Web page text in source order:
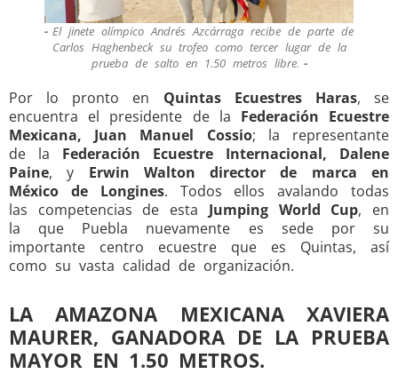
El jinete olímpico Andrés Azcárraga recibe de parte de
Carlos Haghenbeck su trofeo como tercer lugar de la
prueba de salto en 1.50 metros libre.
Por lo pronto en Quintas Ecuestres Haras, se
encuentra el presidente de la Federación Ecuestre
Mexicana, Juan Manuel Cossio; la representante
de la Federación Ecuestre Internacional, Dalene
Paine, y Erwin Walton director de marca en
México de Longines. Todos ellos avalando todas
las competencias de esta Jumping World Cup, en
la que Puebla nuevamente es sede por su
importante centro ecuestre que es Quintas, así
como su vasta calidad de organización.
LA AMAZONA MEXICANA XAVIERA
MAURER, GANADORA DE LA PRUEBA
MAYOR EN 1.50 METROS.